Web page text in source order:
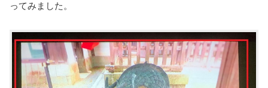
ってみました。